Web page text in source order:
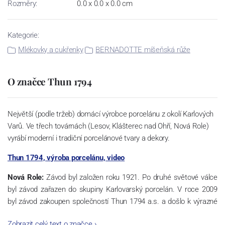
Rozměry: 0.0 x 0.0 x 0.0 cm
Kategorie:
Mlékovky a cukřenky
BERNADOTTE míšeňská růže
O značce Thun 1794
Největší (podle tržeb) domácí výrobce porcelánu z okolí Karlových
Varů. Ve třech továrnách (Lesov, Klášterec nad Ohří, Nová Role)
vyrábí moderní i tradiční porcelánové tvary a dekory.
Thun 1794, výroba porcelánu, video
Nová Role: Závod byl založen roku 1921. Po druhé světové válce
byl závod zařazen do skupiny Karlovarský porcelán. V roce 2009
byl závod zakoupen společností Thun 1794 a.s. a došlo k výrazné